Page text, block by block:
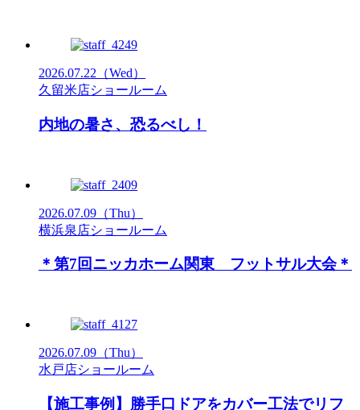
2026.07.22 （Wed）
久留米店ショールーム
内地の暑さ、恐るべし！
2026.07.09 （Thu）
横浜泉店ショールーム
＊第7回ニッカホーム関東 フットサル大会＊
2026.07.09 （Thu）
水戸店ショールーム
【施工事例】勝手口ドアをカバー工法でリフ